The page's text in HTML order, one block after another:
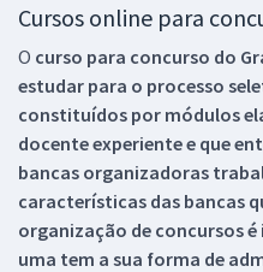
Cursos online para
O curso para concurso do
estudar para o processo
constituídos por módulos
docente experiente e que
bancas organizadoras
características das bancas
organização de concursos
uma tem a sua forma de